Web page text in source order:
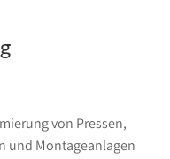
von Pressen,
und Montageanlagen